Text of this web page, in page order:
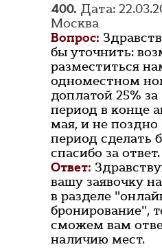
400. Дата:
Москва
Вопрос:
бы уточнить:
разместиться
одноместном
доплатой 25%
период в конце
мая, и не
период сделать
спасибо за ответ.
Ответ:
вашу заявочку
в разделе
бронирование",
сможем вам
наличию мест.